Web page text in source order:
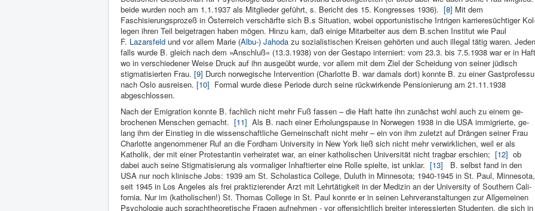
beide wurden noch am 1.1.1937 als Mit­glieder ge­führt, s. Bericht des 15. Kongresses 1936). [8] Mit dem
Faschisierungsprozeß in Österreich ver­schärfte sich B.s Situation, wobei oppor­tunistische Intrigen kar­rieresüchtiger
legen ihren Teil bei­getragen haben mö­gen. Hinzu kam, daß einige Mitar­beiter aus dem B.schen Institut wie Paul
F. Lazarsfeld und vor allem Marie (Albu-) Jahoda zu soziali­stischen Krei­sen gehörten und auch illegal tä­tig waren.
falls wurde B. gleich nach dem »Anschluß« (13.3.1938) von der Gestapo in­terniert: vom 23.3. bis 7.5.1938 war er in
wo in verschiede­ner Weise Druck auf ihn ausgeübt wurde, vor allem mit dem Ziel der Schei­dung von seiner jüdi­sch
stigmatisierten Frau. [9] Durch norwe­gische Interven­tion (Char­lotte B. war da­mals dort) konnte B. zu einer
nach Oslo ausrei­sen. [10] Formal wurde diese Periode durch seine rück­wirkende Pensionierung am 21.11.1938
abgeschlos­sen.
Nach der Emigration konnte B. fachlich nicht mehr Fuß fassen – die Haft hatte ihn zunächst wohl auch zu einem ge­
brochenen Men­schen ge­macht. [11] Als B. nach einer Erho­lungspause in Norwegen 1938 in die USA immi­grierte, ge­
lang ihm der Ein­stieg in die wissen­schaftliche Gemein­schaft nicht mehr – ein von ihm zuletzt auf Drängen sei­ner Frau
Charlotte angenomme­ner Ruf an die Fordham Uni­versity in New York ließ sich nicht mehr ver­wirklichen, weil er als
Katholik, der mit ei­ner Protestan­tin ver­heiratet war, an einer katholi­schen Uni­versität nicht tragbar er­schien; [12] ob
dabei auch seine Stigmati­sierung als vormaliger Inhaf­tierter eine Rolle spielte, ist un­klar. [13]
B. selbst fand in den
USA nur noch klinische Jobs: 1939 am St. Scholastica College, Duluth in Minne­sota; 1940-1945 in St. Paul, Minne­sota,
seit 1945 in Los Angeles als frei praktizieren­der Arzt mit Lehrtätig­keit in der Medizin an der University of Southern Cali­
fornia. Nur im (katholischen!) St. Thomas College in St. Paul konnte er in seinen Lehrveranstaltungen zur Allgemeinen
Psychologie auch sprachtheoretische Fragen aufnehmen - vor offensichtlich breiter interessierten Studenten, die sich in